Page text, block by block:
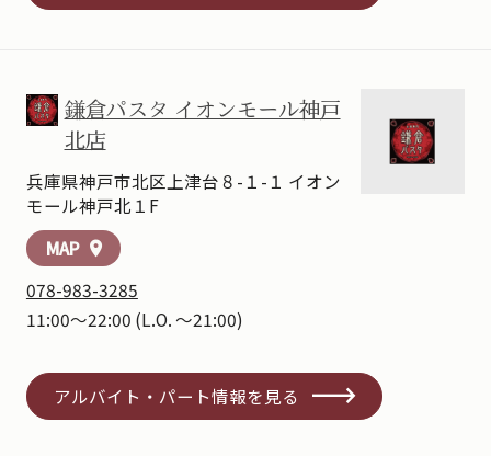
鎌倉パスタ イオンモール神戸
北店
兵庫県神戸市北区上津台８-１-１ イオン
モール神戸北１F
MAP location_on
078-983-3285
11:00～22:00 (L.O. ～21:00)
アルバイト・パート情報を見る